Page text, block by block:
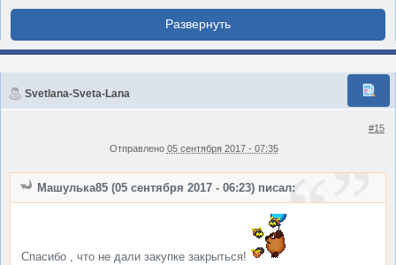
Svetlana-Sveta-Lana
#15
Отправлено 05 сентября 2017 - 07:35
Машулька85 (05 сентября 2017 - 06:23) писал:
Спасибо , что не дали закупке закрыться!